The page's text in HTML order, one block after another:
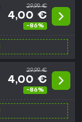
29,99 €
4,00 €
-86%
29,99 €
4,00 €
-86%